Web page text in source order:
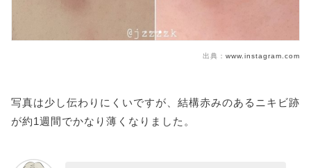
出典： www.instagram.com
写真は少し伝わりにくいですが、結構赤みのあるニキビ跡
が約1週間でかなり薄くなりました。